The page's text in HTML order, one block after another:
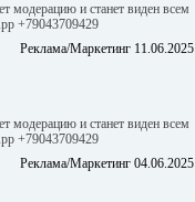
модерацию и станет виден всем
+79043709429
Реклама/Маркетинг 11.06.2025
модерацию и станет виден всем
+79043709429
Реклама/Маркетинг 04.06.2025